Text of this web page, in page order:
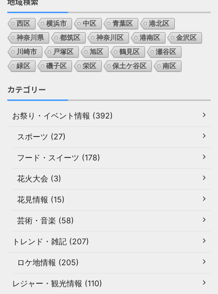
西区 横浜市 中区 青葉区
港北区
神奈川県
都筑区 神奈川区 港南区
金沢区
川崎市
戸塚区 旭区 鶴見区
瀬谷区
緑区
磯子区 栄区 保土ケ谷区 南区
カテゴリー
お祭り・イベント情報 (392)
スポーツ (27)
フード・スイーツ (178)
花火大会 (3)
花見情報 (15)
芸術・音楽 (58)
トレンド・雑記 (207)
ロケ地情報 (205)
レジャー・観光情報 (110)